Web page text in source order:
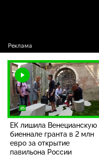
ЕК лишила Венецианскую
биеннале гранта в 2 млн
евро за открытие
павильона России